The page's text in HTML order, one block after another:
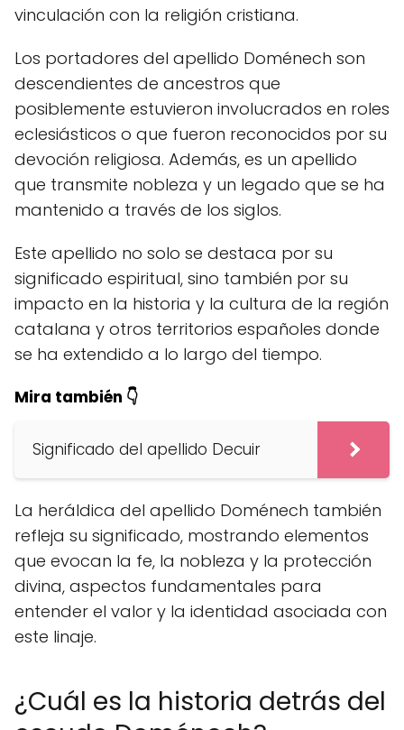
vinculación con la religión cristiana.
Los portadores del apellido Doménech son
descendientes de ancestros que
posiblemente estuvieron involucrados en roles
eclesiásticos o que fueron reconocidos por su
devoción religiosa. Además, es un apellido
que transmite nobleza y un legado que se ha
mantenido a través de los siglos.
Este apellido no solo se destaca por su
significado espiritual, sino también por su
impacto en la historia y la cultura de la región
catalana y otros territorios españoles donde
se ha extendido a lo largo del tiempo.
Mira también 👇
Significado del apellido Decuir
La heráldica del apellido Doménech también
refleja su significado, mostrando elementos
que evocan la fe, la nobleza y la protección
divina, aspectos fundamentales para
entender el valor y la identidad asociada con
este linaje.
¿Cuál es la historia detrás del